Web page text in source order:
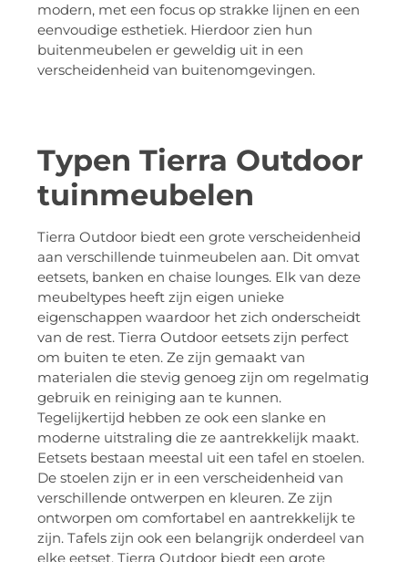
modern, met een focus op strakke lijnen en een
eenvoudige esthetiek. Hierdoor zien hun
buitenmeubelen er geweldig uit in een
verscheidenheid van buitenomgevingen.
Typen Tierra Outdoor
tuinmeubelen
Tierra Outdoor biedt een grote verscheidenheid
aan verschillende tuinmeubelen aan. Dit omvat
eetsets, banken en chaise lounges. Elk van deze
meubeltypes heeft zijn eigen unieke
eigenschappen waardoor het zich onderscheidt
van de rest. Tierra Outdoor eetsets zijn perfect
om buiten te eten. Ze zijn gemaakt van
materialen die stevig genoeg zijn om regelmatig
gebruik en reiniging aan te kunnen.
Tegelijkertijd hebben ze ook een slanke en
moderne uitstraling die ze aantrekkelijk maakt.
Eetsets bestaan meestal uit een tafel en stoelen.
De stoelen zijn er in een verscheidenheid van
verschillende ontwerpen en kleuren. Ze zijn
ontworpen om comfortabel en aantrekkelijk te
zijn. Tafels zijn ook een belangrijk onderdeel van
elke eetset. Tierra Outdoor biedt een grote